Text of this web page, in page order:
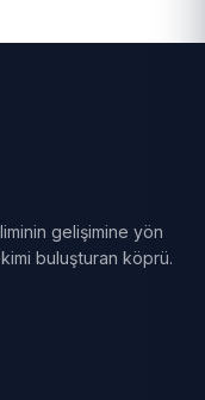
gelişimine yön
buluşturan köprü.